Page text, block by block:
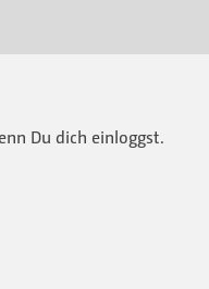
Du dich einloggst.